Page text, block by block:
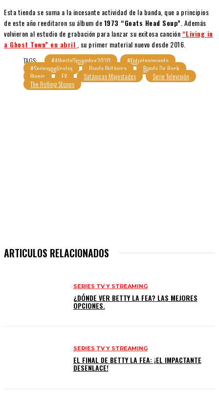
Esta tienda se suma a la incesante actividad de la banda, que a principios
de este año reeditaron su álbum de1973 “Goats Head Soup” . Además
volvieron al estudio de grabación para lanzar su exitosa canción “Living in
a Ghost Town” en abril
, su primer material nuevo desde 2016.
TAGS:
#AlbertoDiciembre2020 #Entretenimiento
#Seriesypelículas Banda Británica Banda De Rock
Biopic FX Satánicas Majestades Serie Televisión
The Rolling Stones
ARTICULOS RELACIONADOS
SERIES TV Y STREAMING
¿DÓNDE VER BETTY LA FEA? LAS MEJORES
OPCIONES.
SERIES TV Y STREAMING
EL FINAL DE BETTY LA FEA: ¡EL IMPACTANTE
DESENLACE!